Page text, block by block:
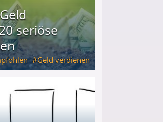
seriöse
Geld verdienen